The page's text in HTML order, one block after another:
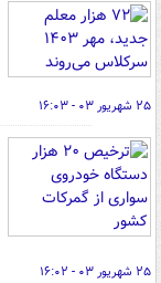
۲۵ شهریور ۰۳ - ۱۶:۰۳
۲۵ شهریور ۰۳ - ۱۶:۰۲